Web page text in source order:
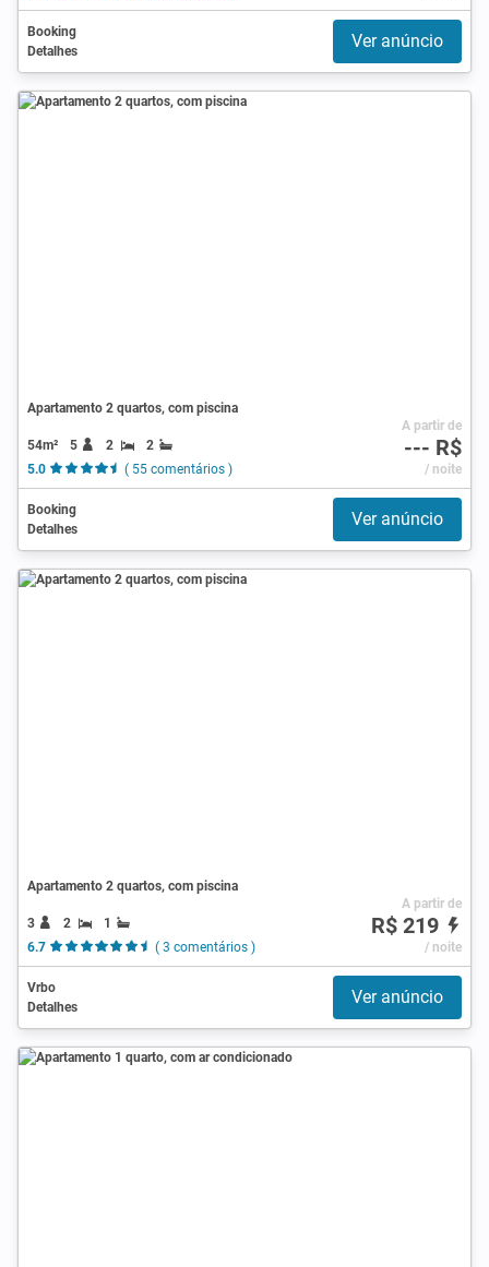
Booking
Detalhes
Ver anúncio
Apartamento 2 quartos, com piscina
54m² 5 2
2
5.0
( 55 comentários )
A partir de
--- R$
/ noite
Booking
Detalhes
Ver anúncio
Apartamento 2 quartos, com piscina
3 2
1
6.7
( 3 comentários )
A partir de
R$ 219
/ noite
Vrbo
Detalhes
Ver anúncio